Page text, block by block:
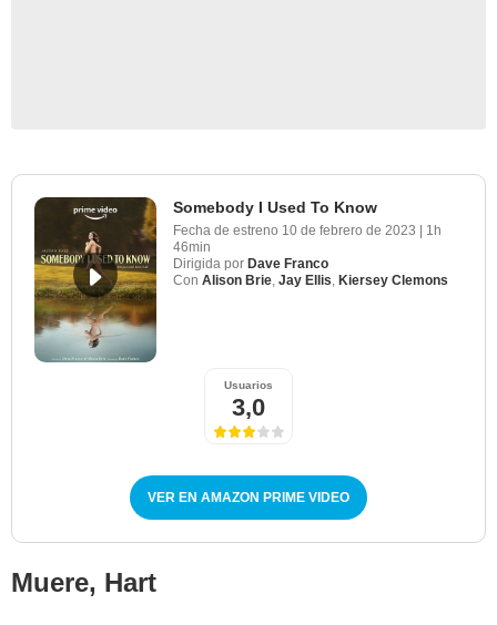
Somebody I Used To Know
Fecha de estreno 10 de febrero de 2023 | 1h
46min
Dirigida por Dave Franco
Con Alison Brie, Jay Ellis, Kiersey Clemons
Usuarios
3,0
VER EN AMAZON PRIME VIDEO
Muere, Hart